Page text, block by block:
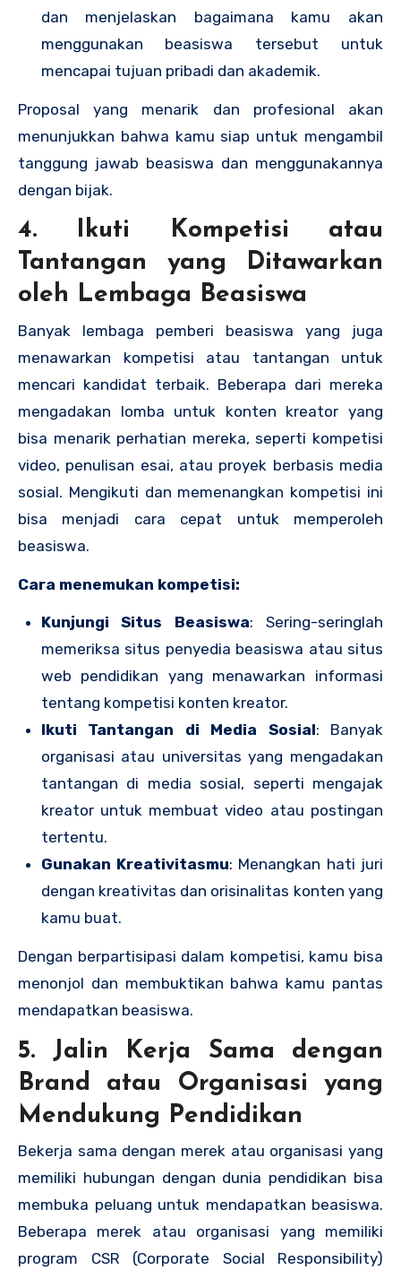
dan menjelaskan bagaimana kamu akan
menggunakan beasiswa tersebut untuk
mencapai tujuan pribadi dan akademik.
Proposal yang menarik dan profesional akan
menunjukkan bahwa kamu siap untuk mengambil
tanggung jawab beasiswa dan menggunakannya
dengan bijak.
4. Ikuti Kompetisi atau
Tantangan yang Ditawarkan
oleh Lembaga Beasiswa
Banyak lembaga pemberi beasiswa yang juga
menawarkan kompetisi atau tantangan untuk
mencari kandidat terbaik. Beberapa dari mereka
mengadakan lomba untuk konten kreator yang
bisa menarik perhatian mereka, seperti kompetisi
video, penulisan esai, atau proyek berbasis media
sosial. Mengikuti dan memenangkan kompetisi ini
bisa menjadi cara cepat untuk memperoleh
beasiswa.
Cara menemukan kompetisi:
Kunjungi Situs Beasiswa: Sering-seringlah
memeriksa situs penyedia beasiswa atau situs
web pendidikan yang menawarkan informasi
tentang kompetisi konten kreator.
Ikuti Tantangan di Media Sosial: Banyak
organisasi atau universitas yang mengadakan
tantangan di media sosial, seperti mengajak
kreator untuk membuat video atau postingan
tertentu.
Gunakan Kreativitasmu: Menangkan hati juri
dengan kreativitas dan orisinalitas konten yang
kamu buat.
Dengan berpartisipasi dalam kompetisi, kamu bisa
menonjol dan membuktikan bahwa kamu pantas
mendapatkan beasiswa.
5. Jalin Kerja Sama dengan
Brand atau Organisasi yang
Mendukung Pendidikan
Bekerja sama dengan merek atau organisasi yang
memiliki hubungan dengan dunia pendidikan bisa
membuka peluang untuk mendapatkan beasiswa.
Beberapa merek atau organisasi yang memiliki
program CSR (Corporate Social Responsibility)